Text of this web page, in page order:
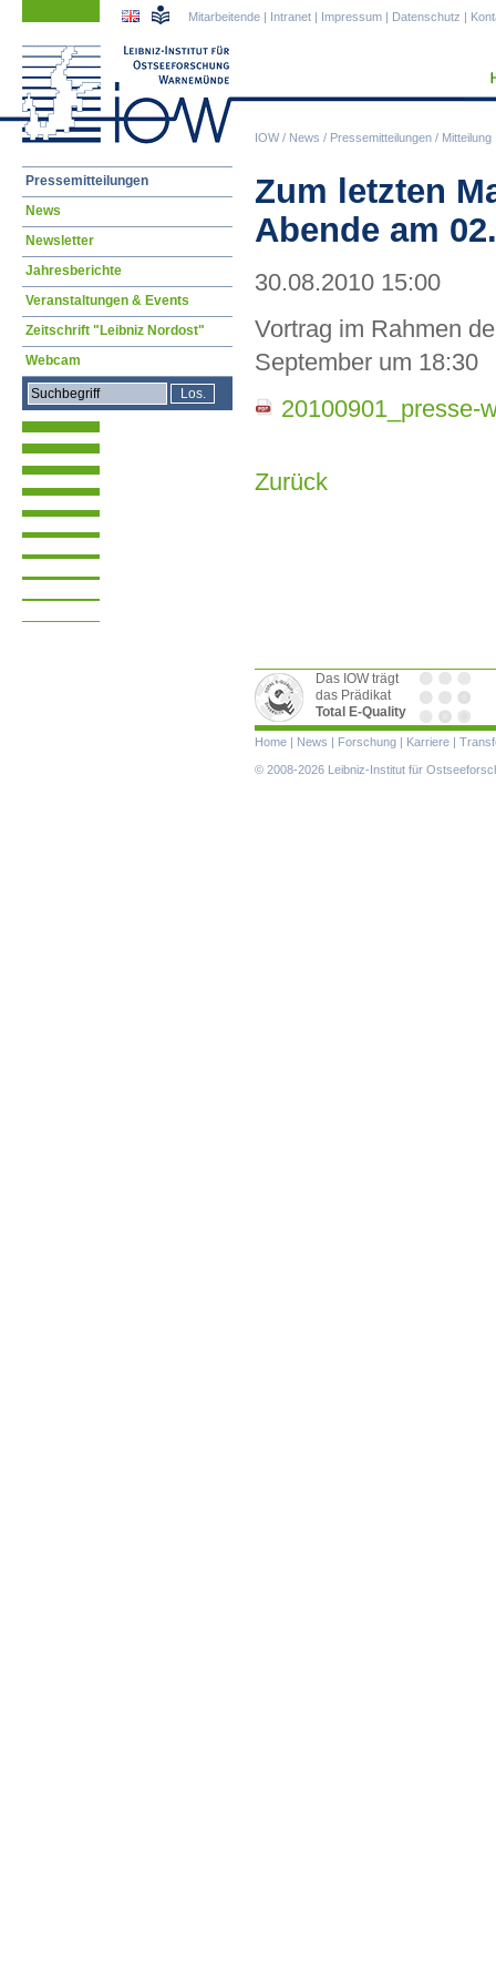
IOW/ News / Pressemitteilungen / Mitteilung
Mitarbeitende | Intranet | Impressum | Datenschutz |
Zum letzten
Abende am
30.08.2010 15:00
Vortrag im Rahmen
September um 18:30
20100901_presse-
Zurück
Navigation
Pressemitteilungen
News
Newsletter
Jahresberichte
Veranstaltungen & Events
Zeitschrift "Leibniz Nordost"
Webcam
Das IOW trägt
das Prädikat
Total E-Quality
Navigation
überspringen
Home | News | Forschung | Karriere |
© 2008-2026 Leibniz-Institut für